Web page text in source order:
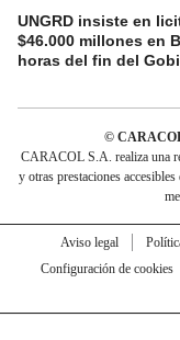
UNGRD insiste en
$46.000 millones en
horas del fin del
© CARACOL
CARACOL S.A. realiza una
y otras prestaciones
Aviso legal
Configuración de cookies